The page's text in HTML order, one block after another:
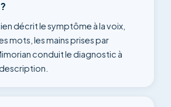
décrit le symptôme à la voix,
mots, les mains prises par
conduit le diagnostic à